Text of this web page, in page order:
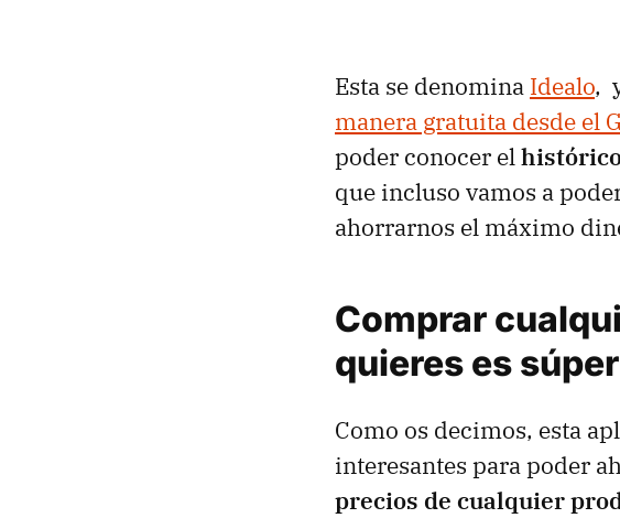
Esta se denomina Idealo,
manera gratuita desde el
poder conocer el
que incluso vamos a
ahorrarnos el máximo
Comprar
quieres es
Como os decimos, esta
interesantes para poder
precios de cualquier